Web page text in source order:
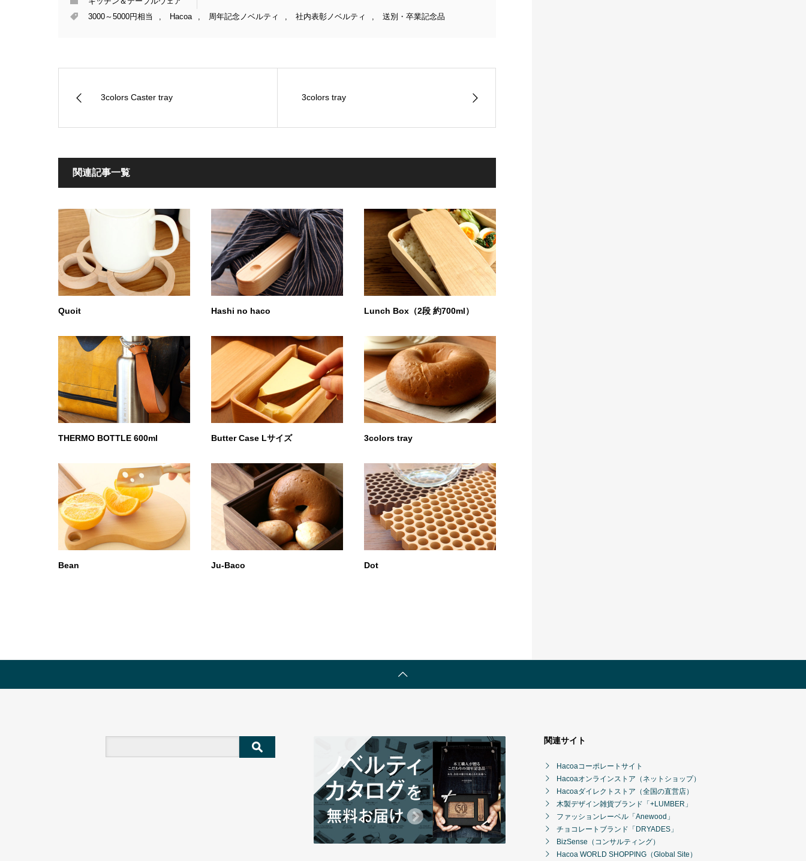
3000～5000円相当
Hacoa 周年記念ノベルティ 社内表彰ノベルティ 送別・卒業記念品
3colors Caster tray 3colors tray
関連記事一覧
Quoit Hashi no haco Lunch Box（2段 約700ml）
THERMO BOTTLE 600ml Butter Case Lサイズ 3colors tray
Bean Ju-Baco Dot
関連サイト
Hacoaコーポレートサイト
Hacoaオンラインストア（ネットショップ）
Hacoaダイレクトストア（全国の直営店）
木製デザイン雑貨ブランド「+LUMBER」
ファッションレーベル「Anewood」
チョコレートブランド「DRYADES」
BizSense（コンサルティング）
Hacoa WORLD SHOPPING（Global Site）